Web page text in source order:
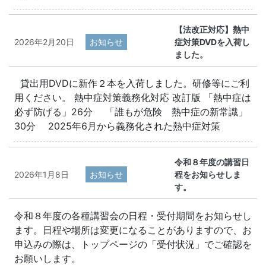
2026年2月20日 お知らせ
【法改正対応】熱中
症対策DVDを入荷し
ました。
貸出用DVDに新作２本を入荷しました。研修等にご利
用ください。 熱中症対策義務化対応 改訂版 「熱中症は
必ず防げる」26分 「誰もが危険 熱中症の新常識」
30分 2025年6月から義務化された熱中症対策
2026年1月8日 お知らせ
令和８年度の講習日
程をお知らせしま
す。
令和８年度の各種講習会の日程・受付期間をお知らせし
ます。日程や場所は変更になることがありますので、お
申込みの際は、トップページの「受付状況」でご確認を
お願いします。